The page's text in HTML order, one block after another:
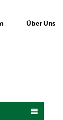
Über Uns